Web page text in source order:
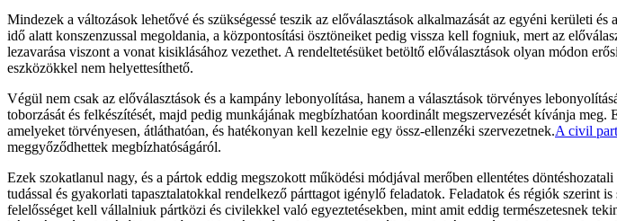
Mindezek a változások lehetővé és szükségessé teszik az előválasztások alkalmazását az egyéni kerületi
idő alatt konszenzussal megoldania, a központosítási ösztöneiket pedig vissza kell fogniuk, mert az
lezavarása viszont a vonat kisiklásához vezethet. A rendeltetésüket betöltő előválasztások olyan módon
eszközökkel nem helyettesíthető.
Végül nem csak az előválasztások és a kampány lebonyolítása, hanem a választások törvényes
toborzását és felkészítését, majd pedig munkájának megbízhatóan koordinált megszervezését kívánja
amelyeket törvényesen, átláthatóan, és hatékonyan kell kezelnie egy össz-ellenzéki szervezetnek.A civil
meggyőződhettek megbízhatóságáról.
Ezek szokatlanul nagy, és a pártok eddig megszokott működési módjával merőben ellentétes
tudással és gyakorlati tapasztalatokkal rendelkező párttagot igénylő feladatok. Feladatok és régiók
felelősséget kell vállalniuk pártközi és civilekkel való egyeztetésekben, mint amit eddig természetesnek